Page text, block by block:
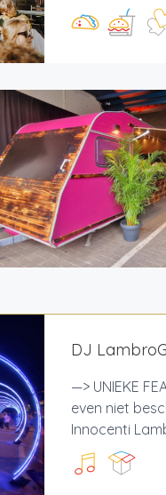
DJ
—> UNIEKE
even niet
Innocenti